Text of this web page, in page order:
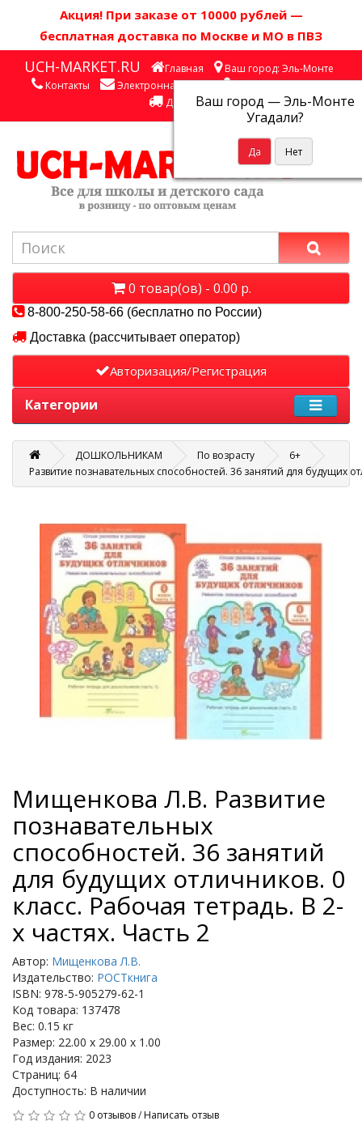
Акция! При заказе от 10000 рублей —
бесплатная доставка по Москве и МО в ПВЗ
UCH-MARKET.RU Главная Ваш город: Эль-Монте
Ваш город —Эль-Монте
Угадали?
Контакты Электронная почта
Личный кабинет
Доставка
0 товар(ов) - 0.00 р.
8-800-250-58-66 (бесплатно по России)
Доставка (рассчитывает оператор)
Авторизация/Регистрация
Категории
ДОШКОЛЬНИКАМ По возрасту
6+
Развитие познавательных способностей. 36 занятий для будущих
Мищенкова Л.В. Развитие
познавательных
способностей. 36 занятий
для будущих отличников. 0
класс. Рабочая тетрадь. В 2-
х частях. Часть 2
Автор: Мищенкова Л.В.
Издательство: РОСТкнига
ISBN: 978-5-905279-62-1
Код товара: 137478
Вес: 0.15 кг
Размер: 22.00 x 29.00 x 1.00
Год издания: 2023
Страниц: 64
Доступность: В наличии
0 отзывов/Написать отзыв